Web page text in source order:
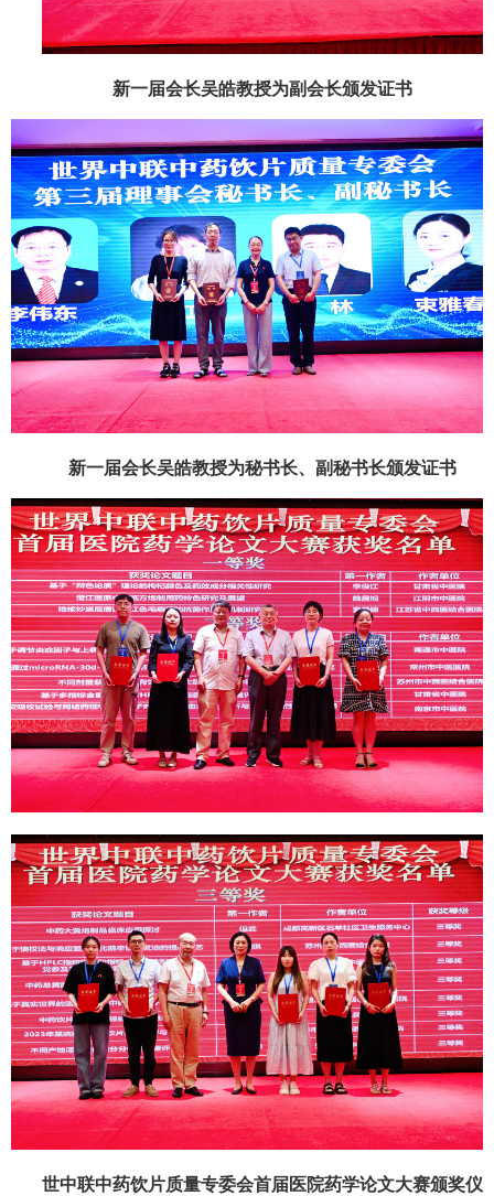
新一届会长吴皓教授为副会长颁发证书
新一届会长吴皓教授为秘书长、副秘书长颁发证书
世中联中药饮片质量专委会首届医院药学论文大赛颁奖仪